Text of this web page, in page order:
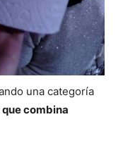
una categoría
combina